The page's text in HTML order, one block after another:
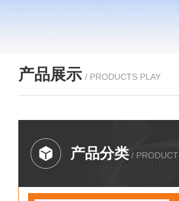
产品展示 / PRODUCTS PLAY
产品分类 / PRODUCT